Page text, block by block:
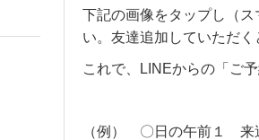
下記の画像をタップし（
い。友達追加していただく
これで、LINEからの「ご
（例） 〇日の午前１ 来